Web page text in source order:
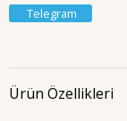
Telegram
Ürün Özellikleri